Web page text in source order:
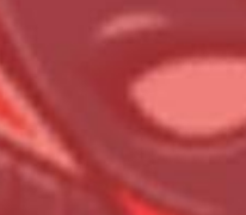
Всего позиций в корзине
Всего товара в корзине
Сумма к оплате (без